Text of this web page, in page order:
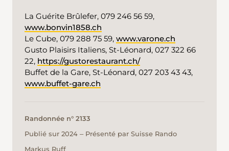
La Guérite Brûlefer, 079 246 56 59,
www.bonvin1858.ch
Le Cube, 079 288 75 59, www.varone.ch
Gusto Plaisirs Italiens, St-Léonard, 027 322 66
22, https://gustorestaurant.ch/
Buffet de la Gare, St-Léonard, 027 203 43 43,
www.buffet-gare.ch
Randonnée n° 2133
Publié sur 2024 ‒ Présenté par Suisse Rando
Markus Ruff